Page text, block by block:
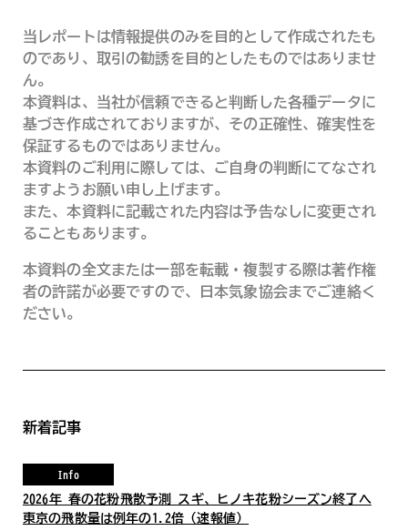
当レポートは情報提供のみを目的として作成されたも
のであり、取引の勧誘を目的としたものではありませ
ん。
本資料は、当社が信頼できると判断した各種データに
基づき作成されておりますが、その正確性、確実性を
保証するものではありません。
本資料のご利用に際しては、ご自身の判断にてなされ
ますようお願い申し上げます。
また、本資料に記載された内容は予告なしに変更され
ることもあります。
本資料の全文または一部を転載・複製する際は著作権
者の許諾が必要ですので、日本気象協会までご連絡く
ださい。
新着記事
Info
2026年 春の花粉飛散予測 スギ、ヒノキ花粉シーズン終了へ
東京の飛散量は例年の1.2倍（速報値）